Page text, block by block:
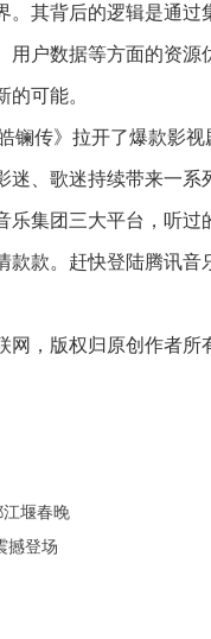
。其背后的逻辑是通
用户数据等方面的资
可能。
传》拉开了爆款影视
、歌迷持续带来一系
团三大平台，听过
款款。赶快登陆腾讯
，版权归原创作者所
堰春晚
撼登场